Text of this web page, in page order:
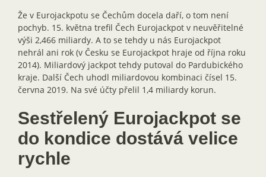
Že v Eurojackpotu se Čechům docela daří, o tom není
pochyb. 15. května trefil Čech Eurojackpot v neuvěřitelné
výši 2,466 miliardy. A to se tehdy u nás Eurojackpot
nehrál ani rok (v Česku se Eurojackpot hraje od října roku
2014). Miliardový jackpot tehdy putoval do Pardubického
kraje. Další Čech uhodl miliardovou kombinaci čísel 15.
června 2019. Na své účty přelil 1,4 miliardy korun.
Sestřelený Eurojackpot se
do kondice dostává velice
rychle